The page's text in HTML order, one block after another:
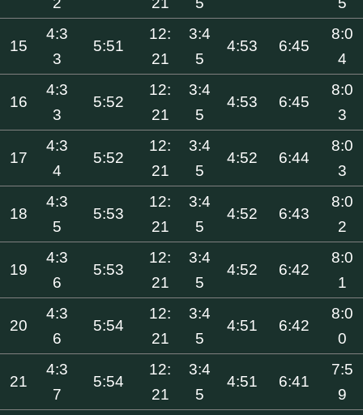
15
4:3
3
5:51
12:
21
3:4
5
4:53 6:45
8:0
4
16
4:3
3
5:52
12:
21
3:4
5
4:53 6:45
8:0
3
17
4:3
4
5:52
12:
21
3:4
5
4:52 6:44
8:0
3
18
4:3
5
5:53
12:
21
3:4
5
4:52 6:43
8:0
2
19
4:3
6
5:53
12:
21
3:4
5
4:52 6:42
8:0
1
20
4:3
6
5:54
12:
21
3:4
5
4:51 6:42
8:0
0
21
4:3
7
5:54
12:
21
3:4
5
4:51 6:41
7:5
9